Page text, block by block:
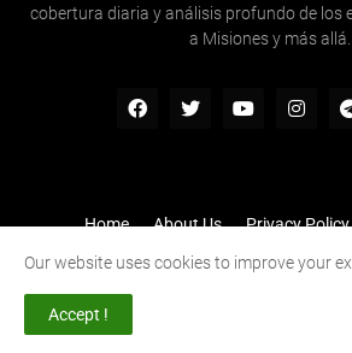
cobertura diaria y análisis profundo de los
a Misiones y más allá.
Shared by -
Una empresa de -
Home About Us Privacy Policy
Inicio
Quienes Somos
Our website uses cookies to improve your
Accept !